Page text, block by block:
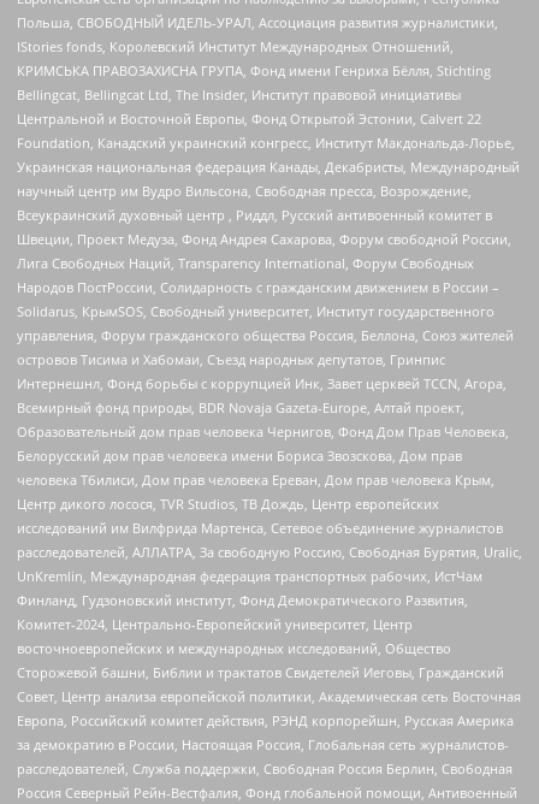
Польша, СВОБОДНЫЙ ИДЕЛЬ-УРАЛ, Ассоциация развития журналистики,
IStories fonds, Королевский Институт Международных Отношений,
КРИМСЬКА ПРАВОЗАХИСНА ГРУПА, Фонд имени Генриха Бёлля, Stichting
Bellingcat, Bellingcat Ltd, The Insider, Институт правовой инициативы
Центральной и Восточной Европы, Фонд Открытой Эстонии, Calvert 22
Foundation, Канадский украинский конгресс, Институт Макдональда-Лорье,
Украинская национальная федерация Канады, Декабристы, Международный
научный центр им Вудро Вильсона, Свободная пресса, Возрождение,
Всеукраинский духовный центр , Риддл, Русский антивоенный комитет в
Швеции, Проект Медуза, Фонд Андрея Сахарова, Форум свободной России,
Лига Свободных Наций, Transparеncy International, Форум Свободных
Народов ПостРоссии, Солидарность с гражданским движением в России –
Solidarus, КрымSOS, Свободный университет, Институт государственного
управления, Форум гражданского общества Россия, Беллона, Союз жителей
островов Тисима и Хабомаи, Съезд народных депутатов, Гринпис
Интернешнл, Фонд борьбы с коррупцией Инк, Завет церквей TCCN, Агора,
Всемирный фонд природы, BDR Novaja Gazeta-Europe, Алтай проект,
Образовательный дом прав человека Чернигов, Фонд Дом Прав Человека,
Белорусский дом прав человека имени Бориса Звозскова, Дом прав
человека Тбилиси, Дом прав человека Ереван, Дом прав человека Крым,
Центр дикого лосося, TVR Studios, ТВ Дождь, Центр европейских
исследований им Вилфрида Мартенса, Сетевое объединение журналистов
расследователей, АЛЛАТРА, За свободную Россию, Свободная Бурятия, Uralic,
UnKremlin, Международная федерация транспортных рабочих, ИстЧам
Финланд, Гудзоновский институт, Фонд Демократического Развития,
Комитет-2024, Центрально-Европейский университет, Центр
восточноевропейских и международных исследований, Общество
Сторожевой башни, Библии и трактатов Свидетелей Иеговы, Гражданский
Совет, Центр анализа европейской политики, Академическая сеть Восточная
Европа, Российский комитет действия, РЭНД корпорейшн, Русская Америка
за демократию в России, Настоящая Россия, Глобальная сеть журналистов-
расследователей, Служба поддержки, Свободная Россия Берлин, Свободная
Россия Северный Рейн-Вестфалия, Фонд глобальной помощи, Антивоенный